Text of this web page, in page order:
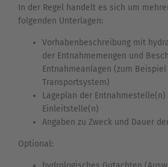
In der Regel handelt es sich um
folgenden Unterlagen:
Vorhabenbeschreibung mit
der Entnahmemengen und
Entnahmeanlagen (zum
Transportsystem)
Lageplan der
Einleitstelle(n)
Angaben zu Zweck und Dauer
Optional: